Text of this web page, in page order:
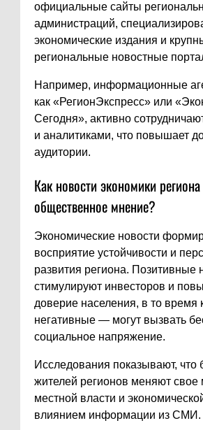
официальные сайты
администраций,
экономические издания и
региональные новостные
Например, информационные
как «РегионЭкспресс» или
Сегодня», активно
и аналитиками, что повышает
аудитории.
Как новости экономики
общественное мнение?
Экономические новости
восприятие устойчивости и
развития региона. Позитивные
стимулируют инвесторов и
доверие населения, в то время
негативные — могут вызвать
социальное напряжение.
Исследования показывают, что
жителей регионов меняют свое
местной власти и
влиянием информации из СМИ.